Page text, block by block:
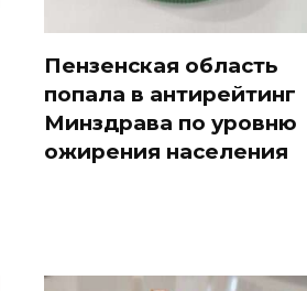
Пензенская область
попала в антирейтинг
Минздрава по уровню
ожирения населения